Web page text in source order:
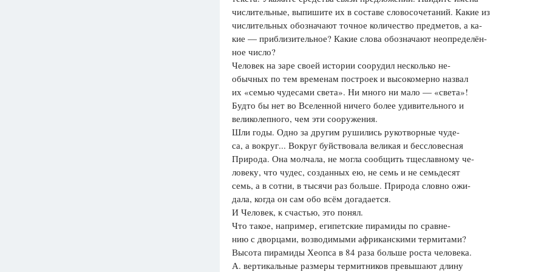
Олимпиады
ответа
ГИА
ответов
Цветков Л. А.
Психология
ПОКАЗАТЬ ВСЕ
числительные, выпишите их в составе словосочетаний. Какие из
числительных обозначают точное количество предметов, а ка-
кие — приблизительное? Какие слова обозначают неопределён-
ное число?
Человек на заре своей истории соорудил несколько не-
обычных по тем временам построек и высокомерно назвал
их «семью чудесами света». Ни много ни мало — «света»!
Будто бы нет во Вселенной ничего более удивительного и
великолепного, чем эти сооружения.
Шли годы. Одно за другим рушились рукотворные чуде-
са, а вокруг... Вокруг буйствовала великая и бессловесная
Природа. Она молчала, не могла сообщить тщеславному че-
ловеку, что чудес, созданных ею, не семь и не семьдесят
семь, а в сотни, в тысячи раз больше. Природа словно ожи-
дала, когда он сам обо всём догадается.
И Человек, к счастью, это понял.
Что такое, например, египетские пирамиды по сравне-
нию с дворцами, возводимыми африканскими термитами?
Высота пирамиды Хеопса в 84 раза больше роста человека.
А. вертикальные размеры термитников превышают длину